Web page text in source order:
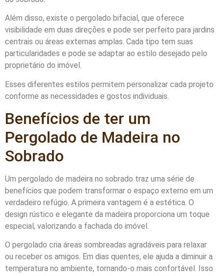
Além disso, existe o pergolado bifacial, que oferece
visibilidade em duas direções e pode ser perfeito para jardins
centrais ou áreas externas amplas. Cada tipo tem suas
particularidades e pode se adaptar ao estilo desejado pelo
proprietário do imóvel.
Esses diferentes estilos permitem personalizar cada projeto
conforme as necessidades e gostos individuais.
Benefícios de ter um
Pergolado de Madeira no
Sobrado
Um pergolado de madeira no sobrado traz uma série de
benefícios que podem transformar o espaço externo em um
verdadeiro refúgio. A primeira vantagem é a estética. O
design rústico e elegante da madeira proporciona um toque
especial, valorizando a fachada do imóvel.
O pergolado cria áreas sombreadas agradáveis para relaxar
ou receber os amigos. Em dias quentes, ele ajuda a diminuir a
temperatura no ambiente, tornando-o mais confortável. Isso